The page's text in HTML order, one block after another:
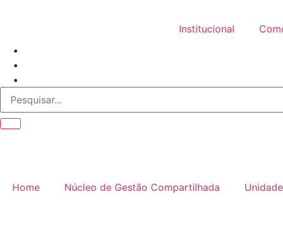
Institucional
Home Núcleo de Gestão Compartilhada